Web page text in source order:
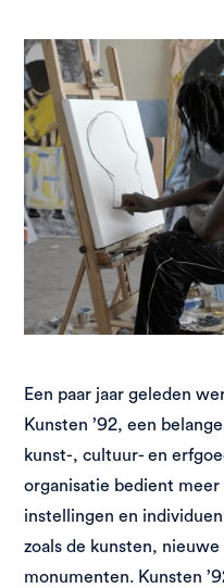
Een paar jaar geleden
Kunsten ’92, een
kunst-, cultuur- en
organisatie bedient
instellingen en
zoals de kunsten,
monumenten. Kunsten